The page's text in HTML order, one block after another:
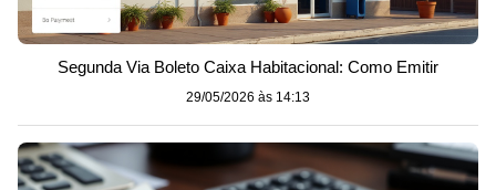
Segunda Via Boleto Caixa Habitacional: Como Emitir
29/05/2026 às 14:13